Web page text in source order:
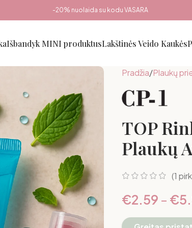
-20% nuolaida su kodu VASARA
Išbandyk MINI produktusLakštinės Veido Kaukės
Pradžia Plaukų
TOP
Plaukų
(1
€2.59 – €